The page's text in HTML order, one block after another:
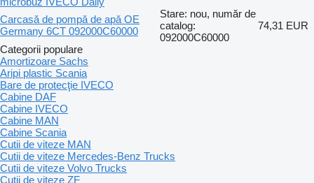
Carcasă de pompă de apă OE
Germany 6CT 092000C60000
Stare: nou, număr de
catalog:
092000C60000
74,31 EUR
Categorii populare
Amortizoare Sachs
Aripi plastic Scania
Bare de protecţie IVECO
Cabine DAF
Cabine IVECO
Cabine MAN
Cabine Scania
Cutii de viteze MAN
Cutii de viteze Mercedes-Benz Trucks
Cutii de viteze Volvo Trucks
Cutii de viteze ZF